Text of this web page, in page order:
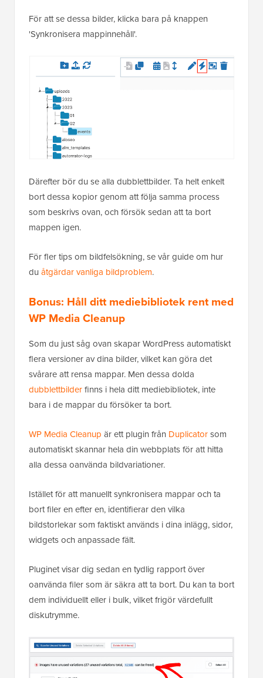
För att se dessa bilder, klicka bara på knappen
'Synkronisera mappinnehåll'.
Därefter bör du se alla dubblettbilder. Ta helt enkelt
bort dessa kopior genom att följa samma process
som beskrivs ovan, och försök sedan att ta bort
mappen igen.
För fler tips om bildfelsökning, se vår guide om hur
du åtgärdar vanliga bildproblem.
Bonus: Håll ditt mediebibliotek rent med
WP Media Cleanup
Som du just såg ovan skapar WordPress automatiskt
flera versioner av dina bilder, vilket kan göra det
svårare att rensa mappar. Men dessa dolda
dubblettbilderfinns i hela ditt mediebibliotek, inte
bara i de mappar du försöker ta bort.
WP Media Cleanup är ett plugin från Duplicatorsom
automatiskt skannar hela din webbplats för att hitta
alla dessa oanvända bildvariationer.
Istället för att manuellt synkronisera mappar och ta
bort filer en efter en, identifierar den vilka
bildstorlekar som faktiskt används i dina inlägg, sidor,
widgets och anpassade fält.
Pluginet visar dig sedan en tydlig rapport över
oanvända filer som är säkra att ta bort. Du kan ta bort
dem individuellt eller i bulk, vilket frigör värdefullt
diskutrymme.